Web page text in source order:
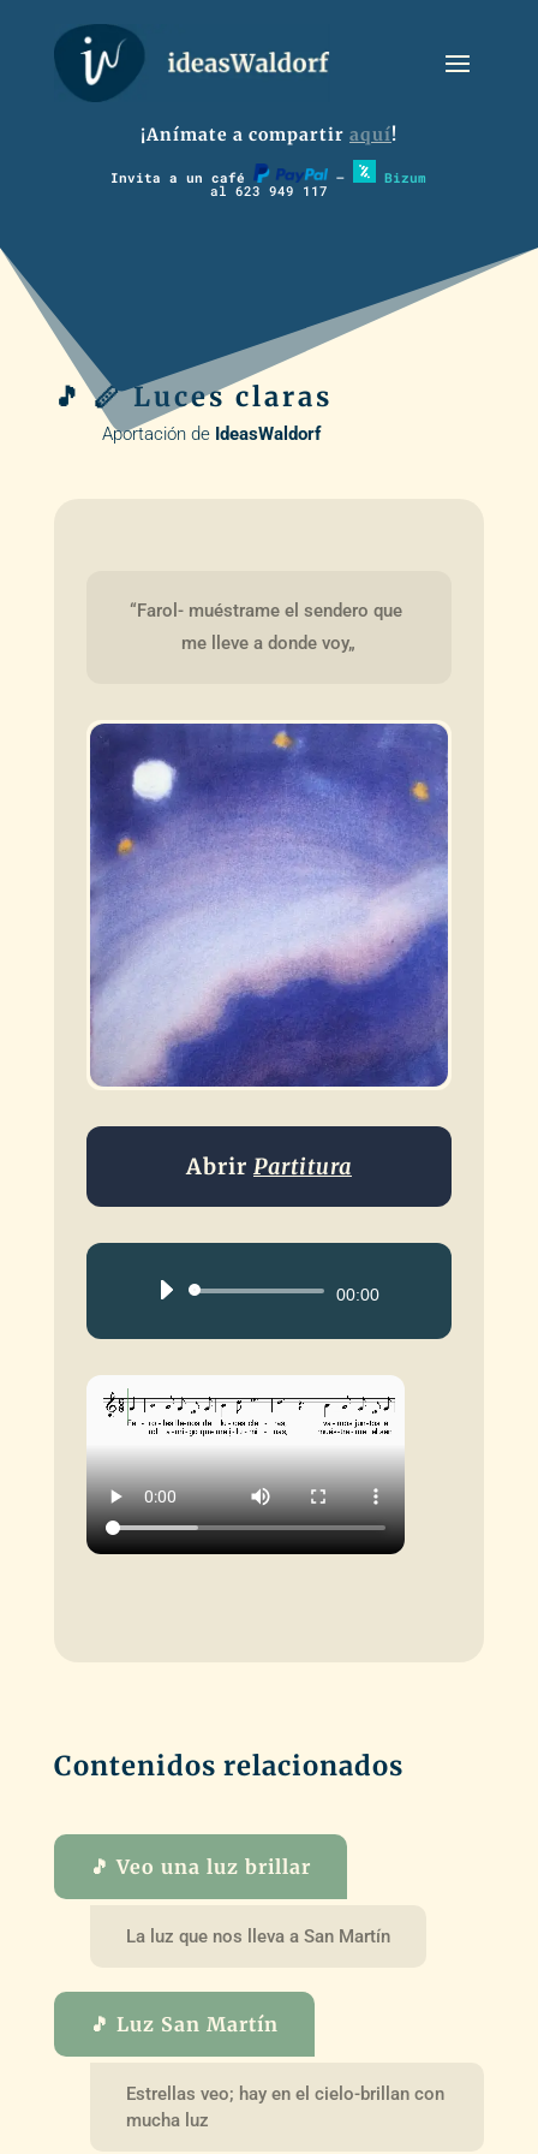
¡Anímate a compartir aquí!
Invita a un café – Bizum
al 623 949 117
🎵 🪈 Luces claras
Aportación de IdeasWaldorf
“Farol- muéstrame el sendero que
me lleve a donde voy„
Abrir Partitura
Reproductor00:00
Contenidos relacionados
🎵 Veo una luz brillar
La luz que nos lleva a San Martín
🎵 Luz San Martín
Estrellas veo; hay en el cielo-brillan con
mucha luz